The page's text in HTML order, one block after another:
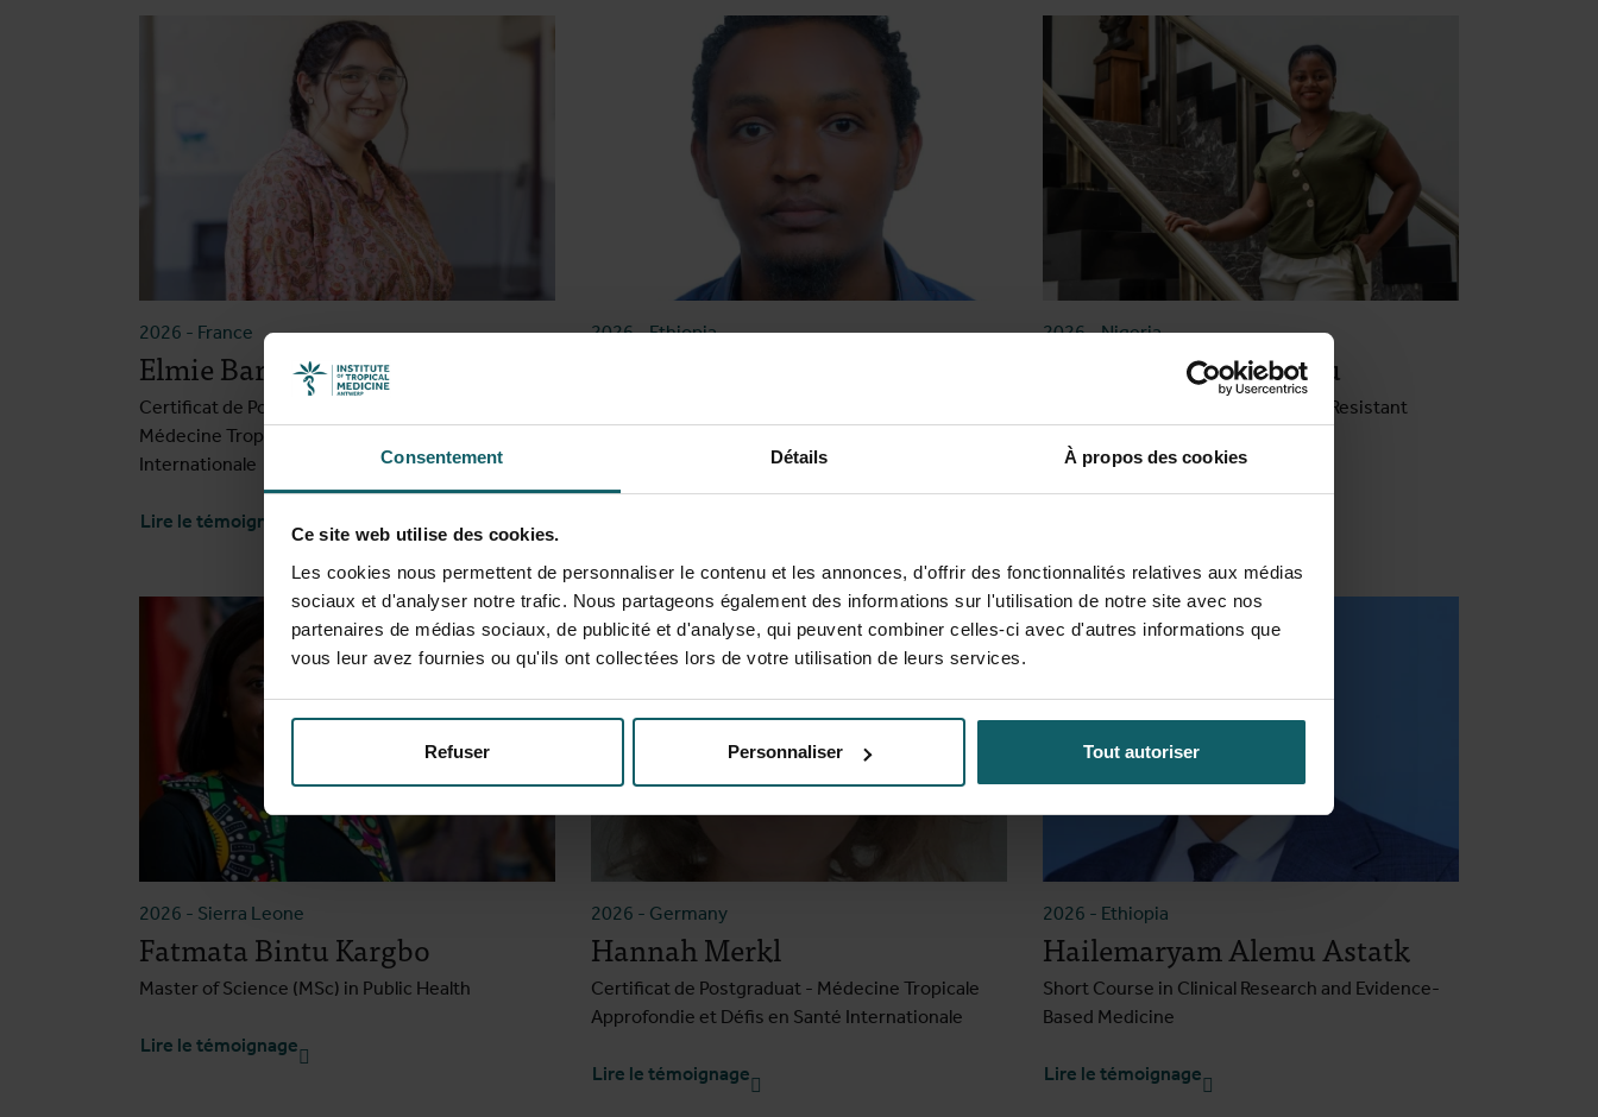
Consentement Détails À propos des cookies
Ce site web utilise des cookies.
Les cookies nous permettent de personnaliser le contenu et les annonces, d'offrir des fonctionnalités relatives aux médias
sociaux et d'analyser notre trafic. Nous partageons également des informations sur l'utilisation de notre site avec nos
partenaires de médias sociaux, de publicité et d'analyse, qui peuvent combiner celles-ci avec d'autres informations que
vous leur avez fournies ou qu'ils ont collectées lors de votre utilisation de leurs services.
Refuser Personnaliser Tout autoriser
2026 - France
Elmie Barandon
Certificat de Postgraduat - Introduction à la
Médecine Tropicale et Défis en Santé
Internationale
Lire le témoignage
2026-Ethiopia
Lire le témoignage
2026-Nigeria
Zeynab Olamide Rabiu
Clinical Decision-Making for Drug-Resistant
Lire le témoignage
2026 - Sierra Leone
Fatmata Bintu Kargbo
Master of Science (MSc) in Public Health
Lire le témoignage
2026 - Germany
Hannah Merkl
Certificat de Postgraduat - Médecine Tropicale
Approfondie et Défis en Santé Internationale
Lire le témoignage
2026 - Ethiopia
Hailemaryam Alemu Astatk
Short Course in Clinical Research and Evidence-
Based Medicine
Lire le témoignage